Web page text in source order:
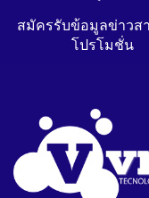
สมัครรับข้อมูลข่าวส
โปรโมชั่น